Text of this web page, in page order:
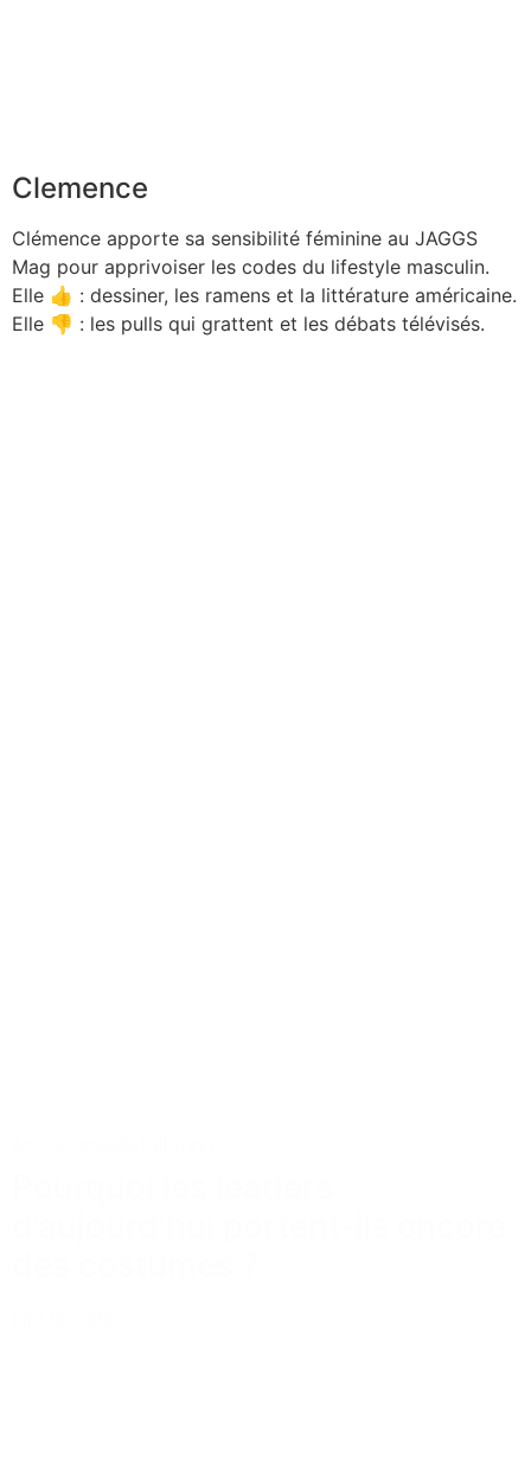
Clemence
Clémence apporte sa sensibilité féminine au JAGGS
Mag pour apprivoiser les codes du lifestyle masculin.
Elle 👍 : dessiner, les ramens et la littérature américaine.
Elle 👎 : les pulls qui grattent et les débats télévisés.